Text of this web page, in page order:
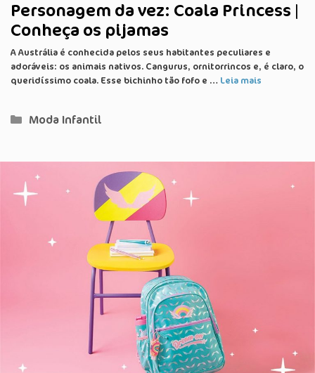
Personagem da vez: Coala Princess |
Conheça os pijamas
A Austrália é conhecida pelos seus habitantes peculiares e
adoráveis: os animais nativos. Cangurus, ornitorrincos e, é claro, o
queridíssimo coala. Esse bichinho tão fofo e … Leia mais
Categorias
Moda Infantil